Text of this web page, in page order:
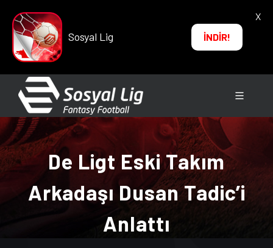
Sosyal Lig İNDİR!
X
De Ligt Eski Takım
Arkadaşı Dusan Tadic’i
Anlattı